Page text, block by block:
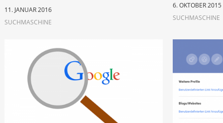
11. JANUAR 2016
SUCHMASCHINE
6. OKTOBER 2015
SUCHMASCHINE